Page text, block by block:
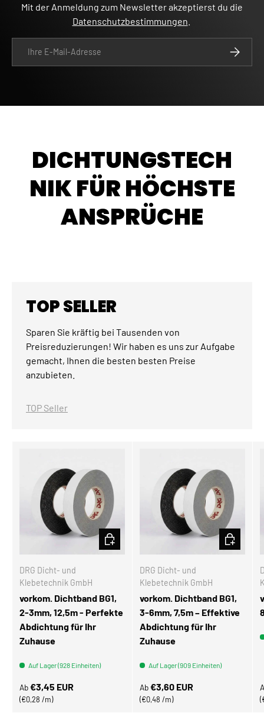
Mit der Anmeldung zum Newsletter akzeptierst du die
Datenschutzbestimmungen
DICHTUNGSTECH
NIK FÜR HÖCHSTE
ANSPRÜCHE
TOP SELLER
Sparen Sie kräftig bei Tausenden von
Preisreduzierungen! Wir haben es uns zur Aufgabe
gemacht, Ihnen die besten besten Preise
anzubieten.
TOP Seller
DRG Dicht- und
Klebetechnik GmbH
vorkom. Dichtband BG1,
2-3mm, 12,5m - Perfekte
Abdichtung für Ihr
Zuhause
Auf Lager (928 Einheiten)
Normaler Preis
Ab€3,45 EUR
Grundpreis
€0,28 /m
OPTIONEN AUSWÄHLEN
DRG Dicht- und
Klebetechnik GmbH
vorkom. Dichtband BG1,
3-6mm, 7,5m – Effektive
Abdichtung für Ihr
Zuhause
Auf Lager (909 Einheiten)
Normaler Preis
Ab€3,60 EUR
Grundpreis
€0,48 /m